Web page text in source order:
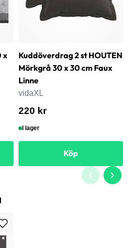
x
Kuddöverdrag 2 st HOUTEN
Mörkgrå 30 x 30 cm Faux
Linne
vidaXL
220 kr
I lager
Köp